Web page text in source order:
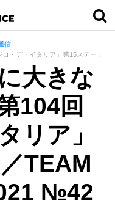
信
・デ・イタリア」第15ステージ
大きな
104回
リア」
TEAM
№42